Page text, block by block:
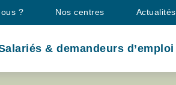
? Nos centres Actualités
& demandeurs d’emploi